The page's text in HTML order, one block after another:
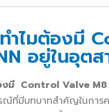
ำไมต้องมี
อยู่ในอุต
มี Control Valve M8
ณ์ที่มีบทบาทสำคัญในการ